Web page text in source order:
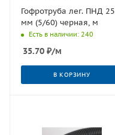
Гофротруба лег. ПНД 25
мм (5/60) черная, м
Есть в наличии: 240
35.70 ₽/м
В КОРЗИНУ